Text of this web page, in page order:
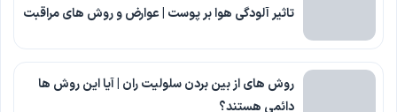
تاثیر آلودگی هوا بر پوست | عوارض و روش های مراقبت
روش های از بین بردن سلولیت ران | آیا این روش ها
دائمی هستند؟